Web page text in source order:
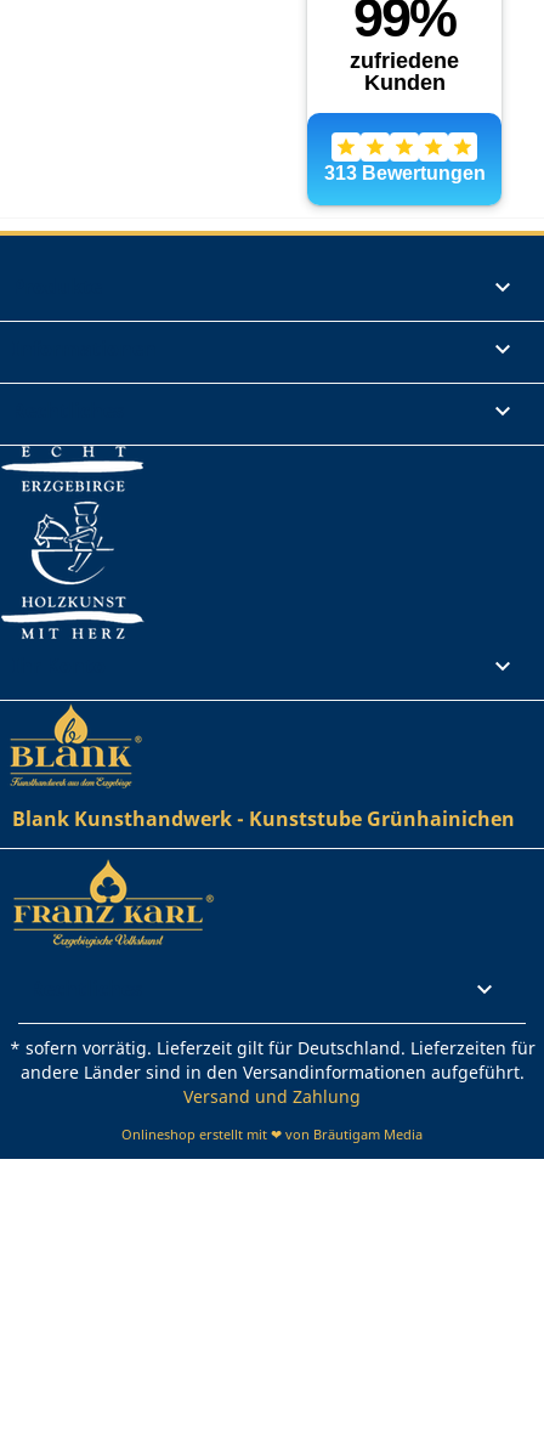




Blank Kunsthandwerk - Kunststube Grünhainichen

* sofern vorrätig. Lieferzeit gilt für Deutschland. Lieferzeiten für
andere Länder sind in den Versandinformationen aufgeführt.
Versand und Zahlung
Onlineshop erstellt mit ❤ von Bräutigam Media